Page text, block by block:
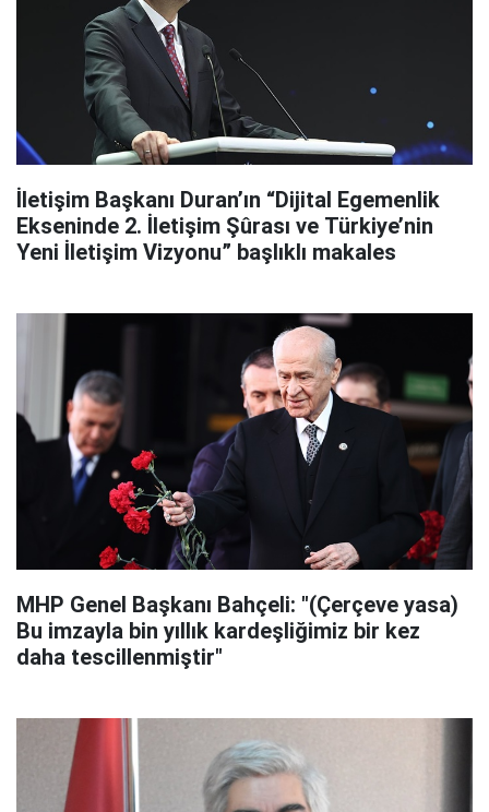
İletişim Başkanı Duran’ın “Dijital Egemenlik
Ekseninde 2. İletişim Şûrası ve Türkiye’nin
Yeni İletişim Vizyonu” başlıklı makales
MHP Genel Başkanı Bahçeli: "(Çerçeve yasa)
Bu imzayla bin yıllık kardeşliğimiz bir kez
daha tescillenmiştir"